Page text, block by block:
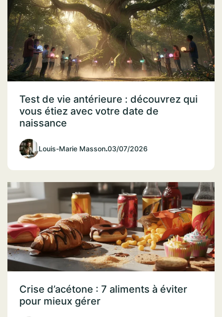
Test de vie antérieure : découvrez qui
vous étiez avec votre date de
naissance
Louis-Marie Masson.03/07/2026
Crise d’acétone : 7 aliments à éviter
pour mieux gérer